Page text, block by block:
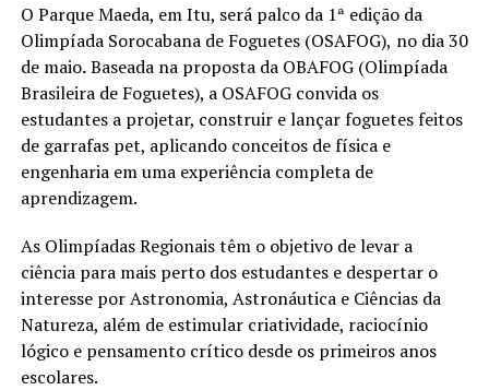
O Parque Maeda, em Itu, será palco da 1ª edição da
Olimpíada Sorocabana de Foguetes (OSAFOG), no dia30
de maio.Baseada na proposta da OBAFOG (Olimpíada
Brasileira de Foguetes), a OSAFOG convida os
estudantes a projetar, construir e lançar foguetes feitos
de garrafas pet, aplicando conceitos de física e
engenharia em uma experiência completa de
aprendizagem.
As Olimpíadas Regionais têm o objetivo de levar a
ciência para mais perto dos estudantes e despertar o
interesse por Astronomia, Astronáutica e Ciências da
Natureza, além de estimular criatividade, raciocínio
lógico e pensamento crítico desde os primeiros anos
escolares.